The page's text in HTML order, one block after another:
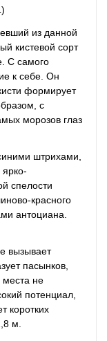
из данной
кистевой сорт
С самого
к себе. Он
формирует
с
морозов глаз
штрихами,
спелости
красного
антоциана.
вызывает
пасынков,
места не
потенциал,
коротких
м.